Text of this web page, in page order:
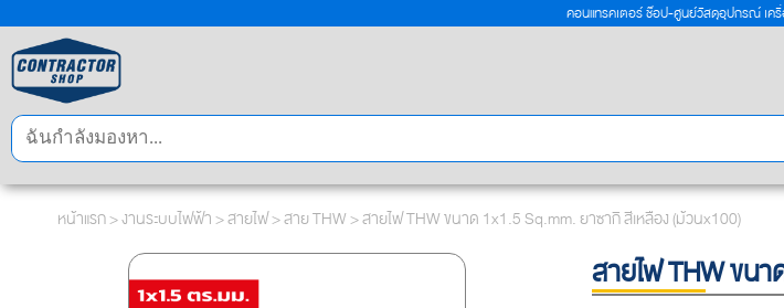
คอนแทรคเตอร์ ช๊อป-ศูนย์วัสดุอุปกรณ์ เครื่
หน้าแรก>งานระบบไฟฟ้า>สายไฟ>สาย THW> สายไฟ THW ขนาด 1x1.5 Sq.mm. ยาซากิ สีเหลือง (ม้วนx100)
สายไฟ THW ขน